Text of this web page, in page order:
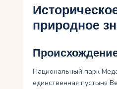
природное
Национальный парк
единственная пустыня